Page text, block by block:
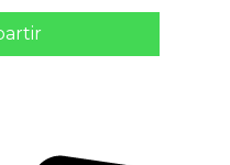
it
te
a
ts